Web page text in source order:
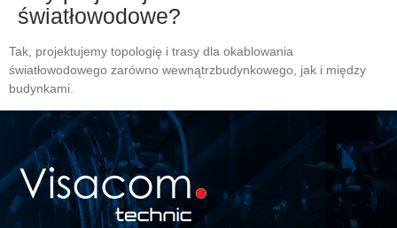
światłowodowe?
Tak, projektujemy topologię i trasy dla okablowania
światłowodowego zarówno wewnątrzbudynkowego, jak i między
budynkami.